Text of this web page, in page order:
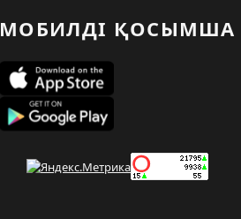
МОБИЛДІ ҚОСЫМША